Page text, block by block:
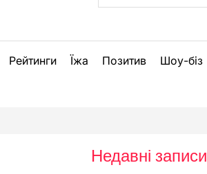
Рейтинги Їжа Позитив Шоу-біз
Недавні записи